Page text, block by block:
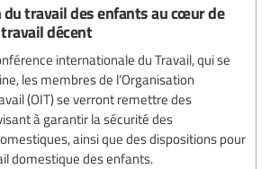
du travail des enfants au cœur de
décent
internationale du Travail, qui se
les membres de l’Organisation
(OIT) se verront remettre des
à garantir la sécurité des
ainsi que des dispositions pour
domestique des enfants.